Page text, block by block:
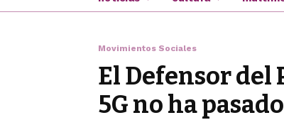
Movimientos Sociales
El Defensor del
5G no ha